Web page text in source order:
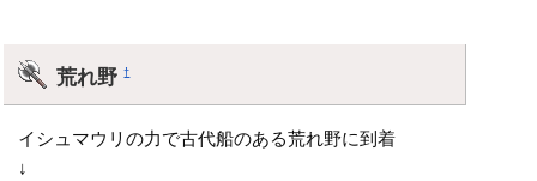
荒れ野†
イシュマウリの力で古代船のある荒れ野に到着
↓